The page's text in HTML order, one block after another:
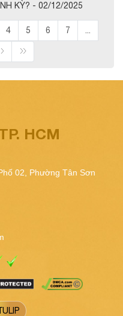
KỲ? - 02/12/2025
4 5 6 7
HCM
02, Phường Tân Sơn